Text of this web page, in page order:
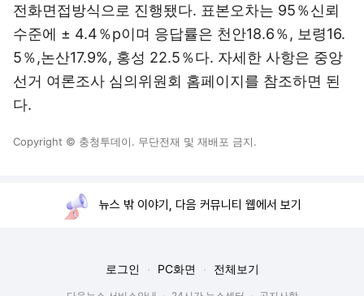
전화면접방식으로 진행됐다. 표본오차는 95％신뢰
수준에 ± 4.4％p이며 응답률은 천안18.6％, 보령16.
5％,논산17.9%, 홍성 22.5％다. 자세한 사항은 중앙
선거 여론조사 심의위원회 홈페이지를 참조하면 된
다.
Copyright © 충청투데이. 무단전재 및 재배포 금지.
뉴스 밖 이야기, 다음 커뮤니티 웹에서 보기
로그인 PC화면 전체보기